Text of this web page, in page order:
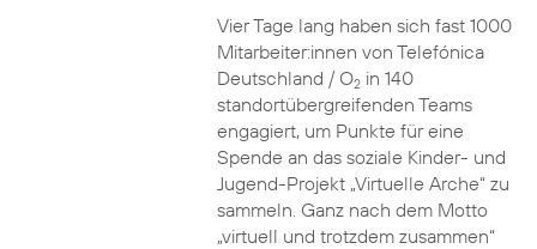
Vier Tage lang haben sich fast 1000
Mitarbeiter:innen von Telefónica
Deutschland / O2in 140
standortübergreifenden Teams
engagiert, um Punkte für eine
Spende an das soziale Kinder- und
Jugend-Projekt „Virtuelle Arche“ zu
sammeln. Ganz nach dem Motto
„virtuell und trotzdem zusammen“